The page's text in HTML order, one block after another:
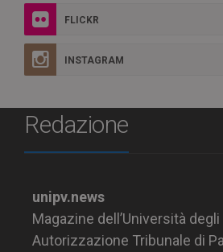
FLICKR
INSTAGRAM
Redazione
unipv.news
Magazine dell’Università
Autorizzazione Tribunale di